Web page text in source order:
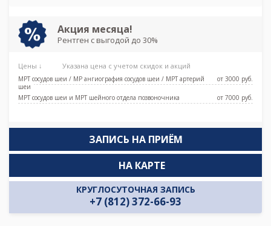
Акция месяца!
Рентген с выгодой до 30%
Цены ↓ Указана цена с учетом скидок и акций
МРТ сосудов шеи / МР ангиография сосудов шеи / МРТ артерий
шеи
от 3000 pуб.
МРТ сосудов шеи и МРТ шейного отдела позвоночника от 7000 pуб.
ЗАПИСЬ НА ПРИЁМ
КРУГЛОСУТОЧНАЯ ЗАПИСЬ
+7 (812) 372-66-93
НА КАРТЕ